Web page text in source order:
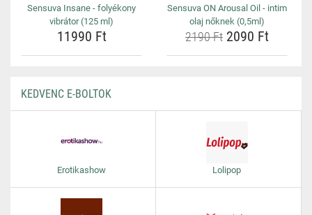
Sensuva Insane - folyékony
vibrátor (125 ml)
11990 Ft
Sensuva ON Arousal Oil - intim
olaj nőknek (0,5ml)
2190 Ft 2090 Ft
KEDVENC E-BOLTOK
Erotikashow Lolipop